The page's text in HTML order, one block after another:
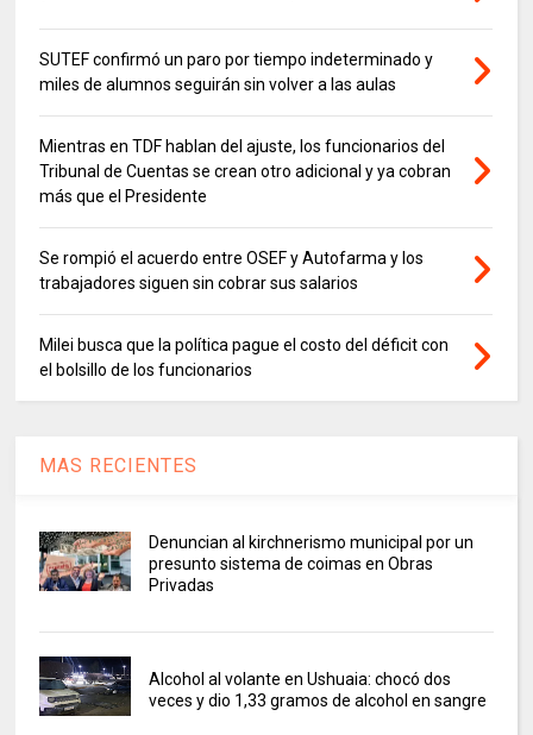
SUTEF confirmó un paro por tiempo indeterminado y
miles de alumnos seguirán sin volver a las aulas
Mientras en TDF hablan del ajuste, los funcionarios del
Tribunal de Cuentas se crean otro adicional y ya cobran
más que el Presidente
Se rompió el acuerdo entre OSEF y Autofarma y los
trabajadores siguen sin cobrar sus salarios
Milei busca que la política pague el costo del déficit con
el bolsillo de los funcionarios
MAS RECIENTES
Denuncian al kirchnerismo municipal por un
presunto sistema de coimas en Obras
Privadas
Alcohol al volante en Ushuaia: chocó dos
veces y dio 1,33 gramos de alcohol en sangre